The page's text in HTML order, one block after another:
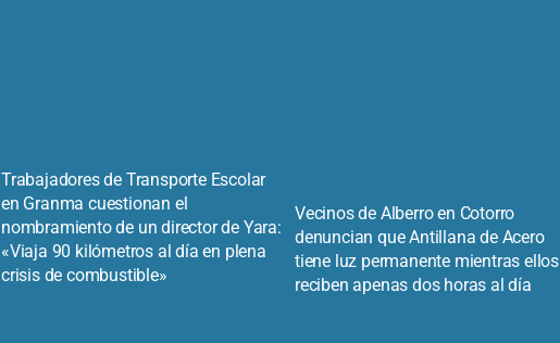
Trabajadores de Transporte Escolar
en Granma cuestionan el
nombramiento de un director de Yara:
«Viaja 90 kilómetros al día en plena
crisis de combustible»
Vecinos de Alberro en Cotorro
denuncian que Antillana de Acero
tiene luz permanente mientras ellos
reciben apenas dos horas al día